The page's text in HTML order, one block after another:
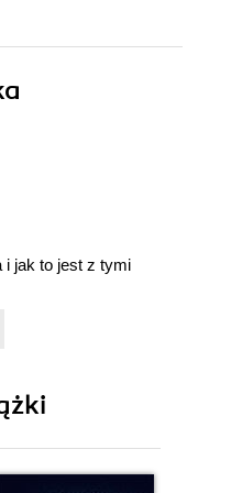
i jak to jest z tymi
(16)
sytuacją - okna (18)
(22)
numeryczna (23)
prostokątny (25)
(26)